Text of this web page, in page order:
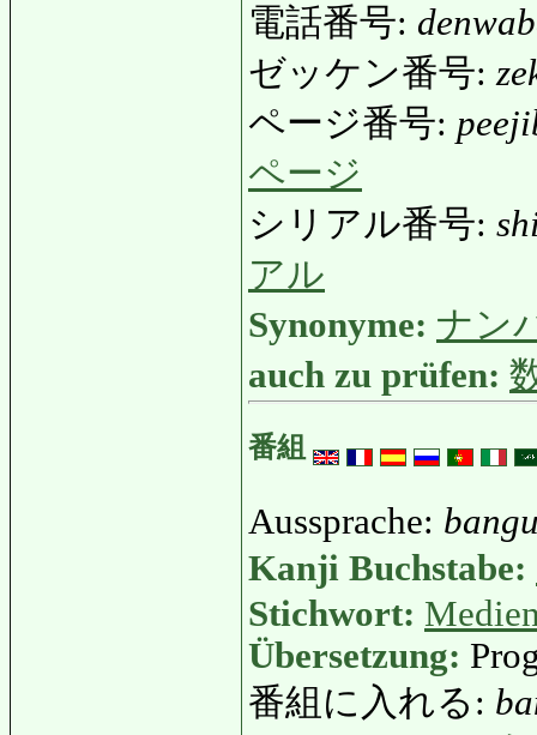
電話番号:
ゼッケン番号:
ページ番号:
ページ
シリアル番号:
アル
Synonyme: ナン
auch zu prüfen:
番組
Aussprache:
Kanji Buchstabe:
Stichwort:
Übersetzung:
番組に入れる: